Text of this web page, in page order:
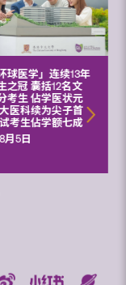
球医学」连续13年
之冠 囊括12名文
考生 佔学医状元
医科续为尖子首
考生佔学额七成
月5日